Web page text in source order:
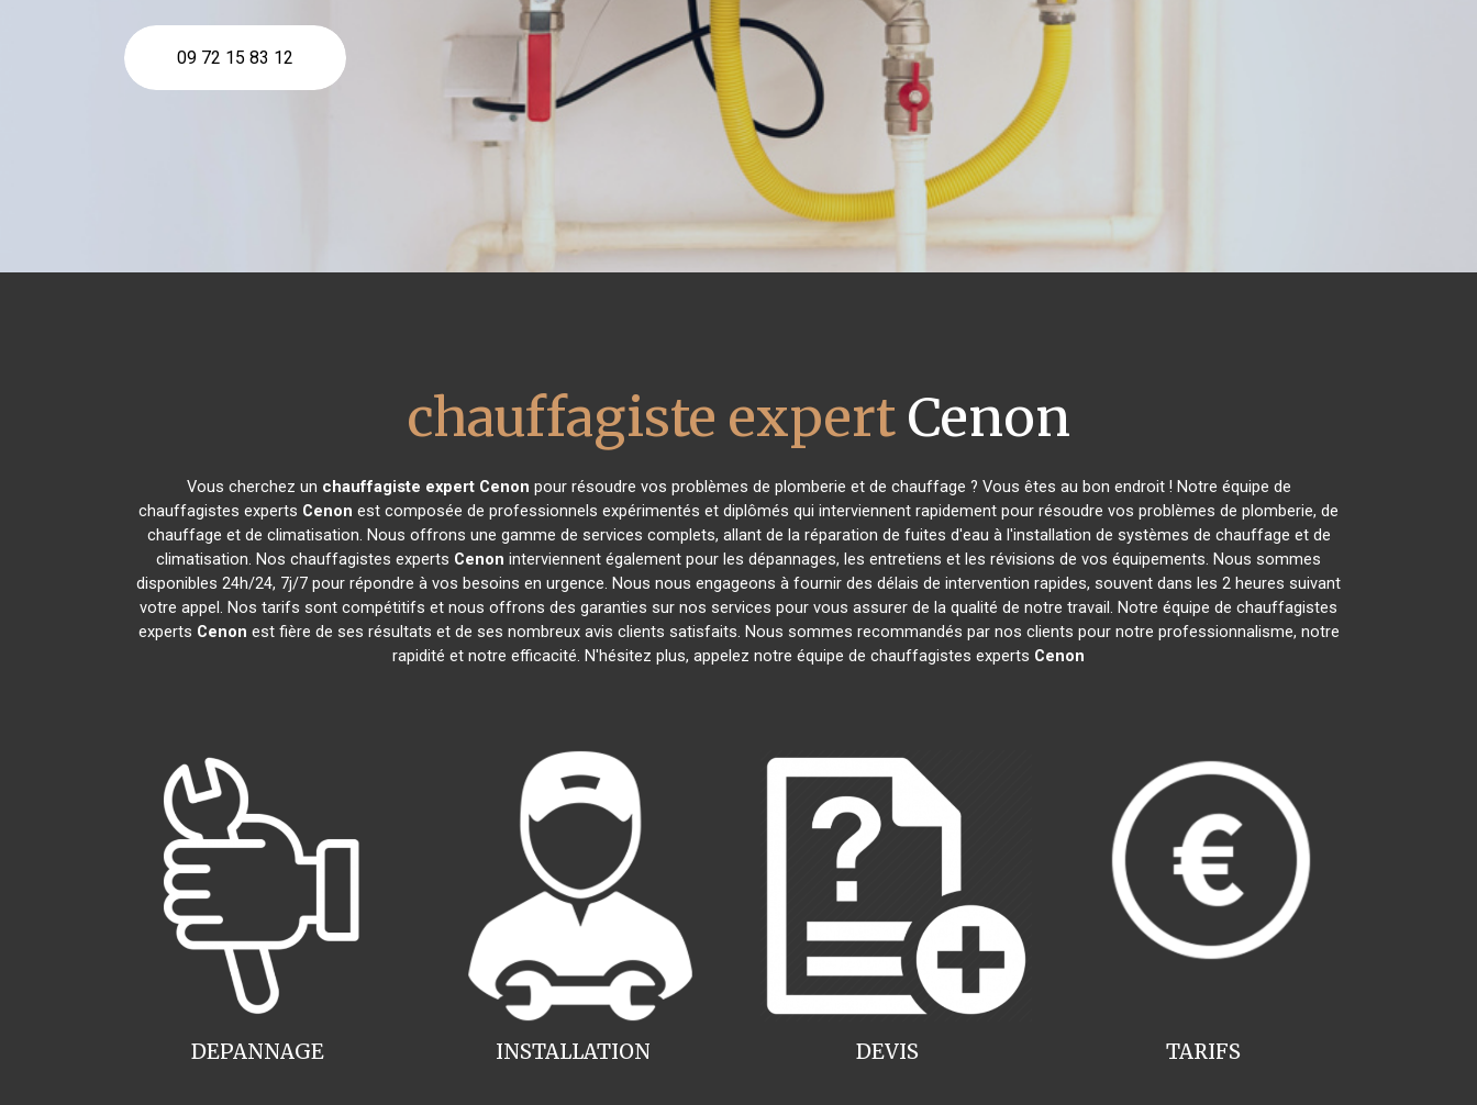
09 72 15 83 12
chauffagiste expert Cenon
Vous cherchez un chauffagiste expert Cenon pour résoudre vos problèmes de plomberie et de chauffage ? Vous êtes au bon endroit ! Notre équipe de
chauffagistes experts Cenon est composée de professionnels expérimentés et diplômés qui interviennent rapidement pour résoudre vos problèmes de plomberie, de
chauffage et de climatisation. Nous offrons une gamme de services complets, allant de la réparation de fuites d'eau à l'installation de systèmes de chauffage et de
climatisation. Nos chauffagistes experts Cenon interviennent également pour les dépannages, les entretiens et les révisions de vos équipements. Nous sommes
disponibles 24h/24, 7j/7 pour répondre à vos besoins en urgence. Nous nous engageons à fournir des délais de intervention rapides, souvent dans les 2 heures suivant
votre appel. Nos tarifs sont compétitifs et nous offrons des garanties sur nos services pour vous assurer de la qualité de notre travail. Notre équipe de chauffagistes
experts Cenon est fière de ses résultats et de ses nombreux avis clients satisfaits. Nous sommes recommandés par nos clients pour notre professionnalisme, notre
rapidité et notre efficacité. N'hésitez plus, appelez notre équipe de chauffagistes experts Cenon
INSTALLATION
DEPANNAGE TARIFS
DEVIS